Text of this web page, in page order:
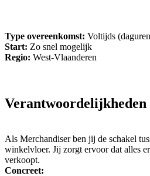
Type overeenkomst: Voltijds
Start: Zo snel mogelijk
Regio: West-Vlaanderen
Verantwoordelijkheden
Als Merchandiser ben jij de schakel
winkelvloer. Jij zorgt ervoor dat alles
verkoopt.
Concreet: